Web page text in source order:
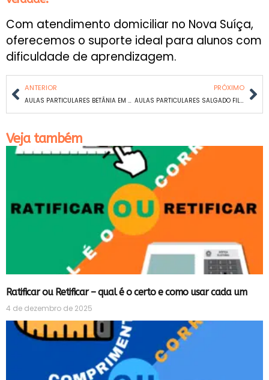
Com atendimento domiciliar no Nova Suíça,
oferecemos o suporte ideal para alunos com
dificuldade de aprendizagem.
ANTERIOR
AULAS PARTICULARES BETÂNIA EM BH
PRÓXIMO
AULAS PARTICULARES SALGADO FILHO EM BH
Veja também
Ratificar ou Retificar – qual é o certo e como usar cada um
4 de dezembro de 2025